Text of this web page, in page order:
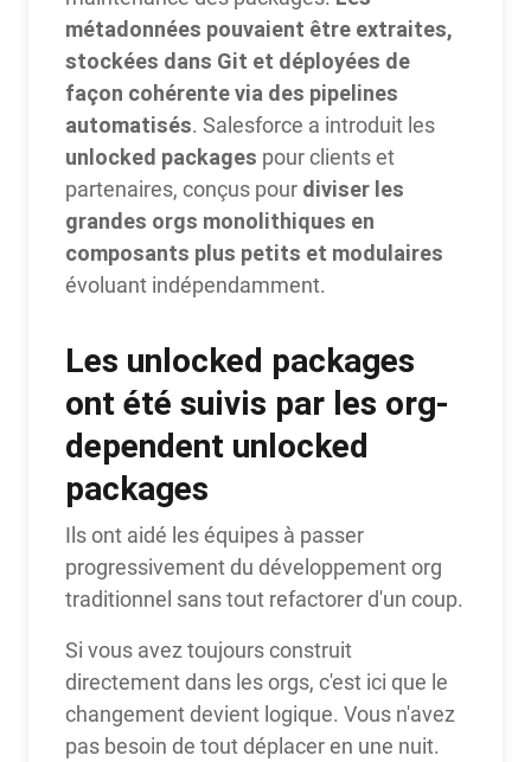
métadonnées pouvaient être extraites,
stockées dans Git et déployées de
façon cohérente via des pipelines
automatisés. Salesforce a introduit les
unlocked packages pour clients et
partenaires, conçus pour diviser les
grandes orgs monolithiques en
composants plus petits et modulaires
évoluant indépendamment.
Les unlocked packages
ont été suivis par les org-
dependent unlocked
packages
Ils ont aidé les équipes à passer
progressivement du développement org
traditionnel sans tout refactorer d'un coup.
Si vous avez toujours construit
directement dans les orgs, c'est ici que le
changement devient logique. Vous n'avez
pas besoin de tout déplacer en une nuit.